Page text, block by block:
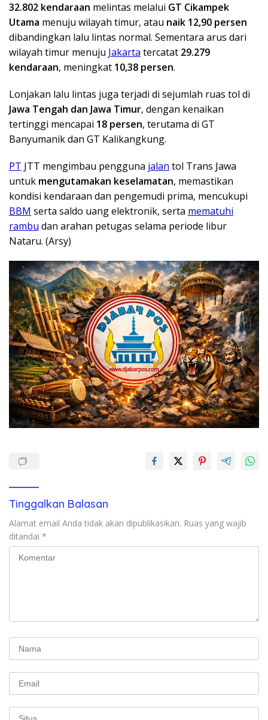
32.802 kendaraan melintas melalui GT Cikampek
Utama menuju wilayah timur, atau naik 12,90 persen
dibandingkan lalu lintas normal. Sementara arus dari
wilayah timur menuju Jakarta tercatat 29.279
kendaraan, meningkat 10,38 persen.
Lonjakan lalu lintas juga terjadi di sejumlah ruas tol di
Jawa Tengah dan Jawa Timur, dengan kenaikan
tertinggi mencapai 18 persen, terutama di GT
Banyumanik dan GT Kalikangkung.
PT JTT mengimbau pengguna jalan tol Trans Jawa
untuk mengutamakan keselamatan, memastikan
kondisi kendaraan dan pengemudi prima, mencukupi
BBM serta saldo uang elektronik, serta mematuhi
rambu dan arahan petugas selama periode libur
Nataru. (Arsy)
Tinggalkan Balasan
Alamat email Anda tidak akan dipublikasikan. Ruas yang wajib
ditandai *